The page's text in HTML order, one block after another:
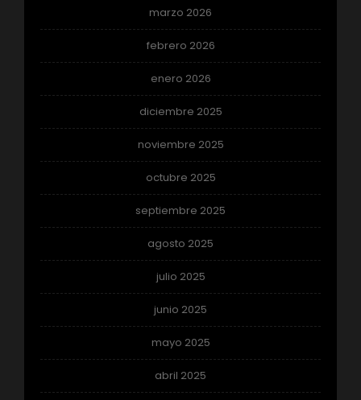
marzo 2026
febrero 2026
enero 2026
diciembre 2025
noviembre 2025
octubre 2025
septiembre 2025
agosto 2025
julio 2025
junio 2025
mayo 2025
abril 2025